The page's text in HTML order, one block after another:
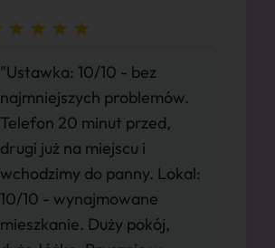
"Ustawka: 10/10 - bez
najmniejszych problemów.
Telefon 20 minut przed,
drugi już na miejscu i
wchodzimy do panny. Lokal:
10/10 - wynajmowane
mieszkanie. Duży pokój,